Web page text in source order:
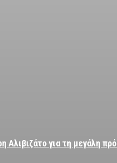
για τη μεγάλη